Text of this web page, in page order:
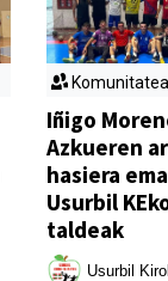
Komunitatea
Iñigo
Azkueren
hasiera
Usurbil
taldeak
Usurbil Kirol